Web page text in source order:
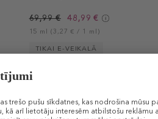
69,99 € 48,99 €
15 ml (3,27 € / 1 ml)
TIKAI E-VEIKALĀ